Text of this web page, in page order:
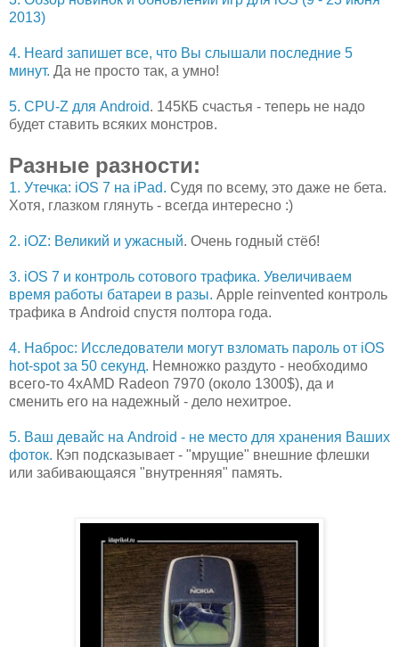
2013)
4. Heard запишет все, что Вы слышали последние 5
минут. Да не просто так, а умно!
5. CPU-Z для Android. 145КБ счастья - теперь не надо
будет ставить всяких монстров.
Разные разности:
1. Утечка: iOS 7 на iPad. Судя по всему, это даже не бета.
Хотя, глазком глянуть - всегда интересно :)
2. iOZ: Великий и ужасный. Очень годный стёб!
3. iOS 7 и контроль сотового трафика. Увеличиваем
время работы батареи в разы. Apple reinvented контроль
трафика в Android спустя полтора года.
4. Наброс: Исследователи могут взломать пароль от iOS
hot-spot за 50 секунд. Немножко раздуто - необходимо
всего-то 4xAMD Radeon 7970 (около 1300$), да и
сменить его на надежный - дело нехитрое.
5. Ваш девайс на Android - не место для хранения Ваших
фоток. Кэп подсказывает - "мрущие" внешние флешки
или забивающаяся "внутренняя" память.